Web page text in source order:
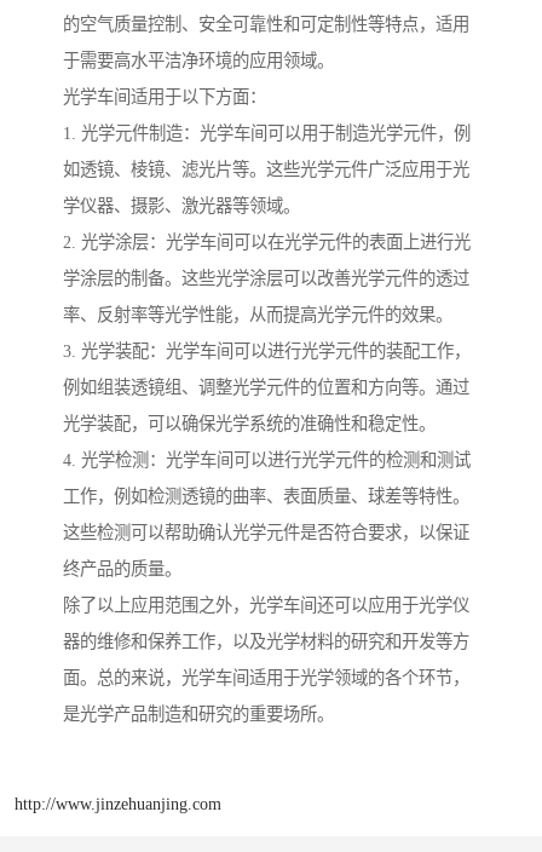
的空气质量控制、安全可靠性和可定制性等特点，适用
于需要高水平洁净环境的应用领域。
光学车间适用于以下方面：
1. 光学元件制造：光学车间可以用于制造光学元件，例
如透镜、棱镜、滤光片等。这些光学元件广泛应用于光
学仪器、摄影、激光器等领域。
2. 光学涂层：光学车间可以在光学元件的表面上进行光
学涂层的制备。这些光学涂层可以改善光学元件的透过
率、反射率等光学性能，从而提高光学元件的效果。
3. 光学装配：光学车间可以进行光学元件的装配工作，
例如组装透镜组、调整光学元件的位置和方向等。通过
光学装配，可以确保光学系统的准确性和稳定性。
4. 光学检测：光学车间可以进行光学元件的检测和测试
工作，例如检测透镜的曲率、表面质量、球差等特性。
这些检测可以帮助确认光学元件是否符合要求，以保证
终产品的质量。
除了以上应用范围之外，光学车间还可以应用于光学仪
器的维修和保养工作，以及光学材料的研究和开发等方
面。总的来说，光学车间适用于光学领域的各个环节，
是光学产品制造和研究的重要场所。
http://www.jinzehuanjing.com